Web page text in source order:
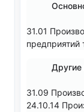
31.01
предприятий
Другие
31.09
24.10.14